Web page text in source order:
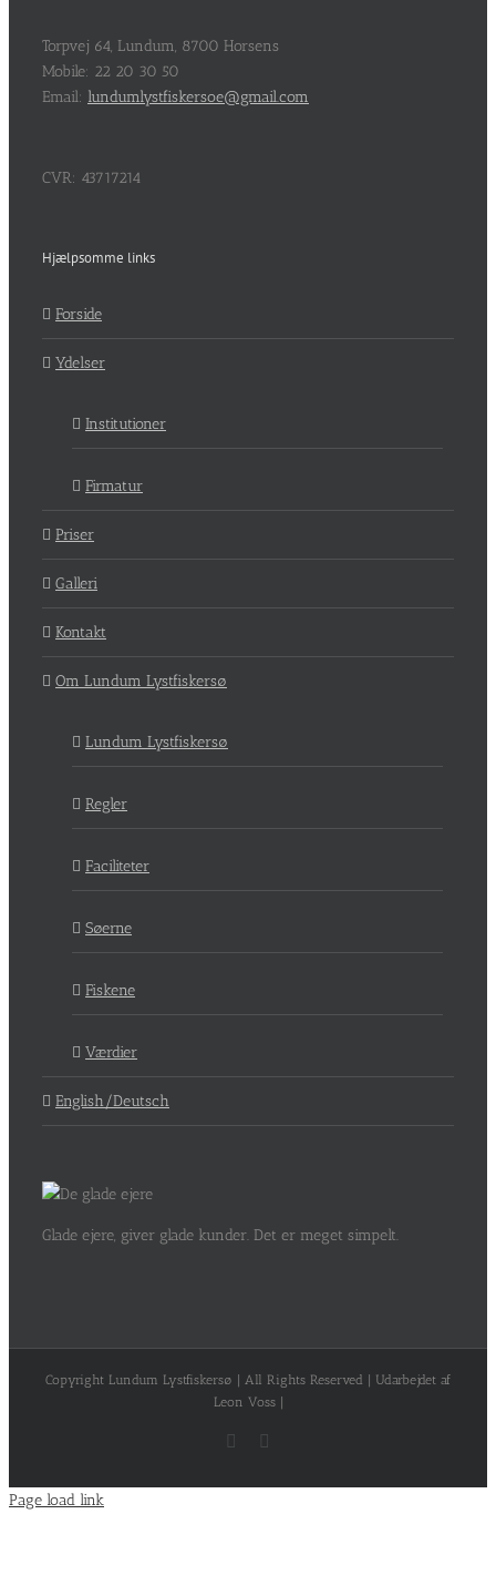
Torpvej 64, Lundum, 8700 Horsens
Mobile: 22 20 30 50
Email: lundumlystfiskersoe@gmail.com
CVR: 43717214
Hjælpsomme links
Forside
Ydelser
Institutioner
Firmatur
Priser
Galleri
Kontakt
Om Lundum Lystfiskersø
Lundum Lystfiskersø
Regler
Faciliteter
Søerne
Fiskene
Værdier
English/Deutsch
Glade ejere, giver glade kunder. Det er meget simpelt.
Copyright Lundum Lystfiskersø | All Rights Reserved | Udarbejdet af
Leon Voss |
Facebook
Page load link